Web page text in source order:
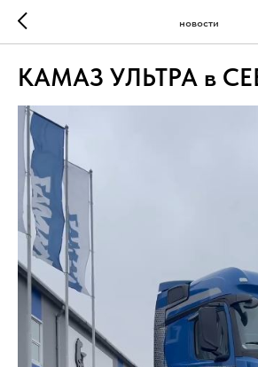
новости
КАМАЗ УЛЬТРА в